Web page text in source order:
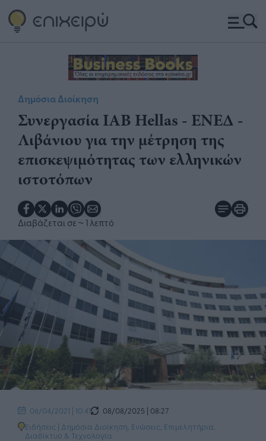
Δημόσια Διοίκηση
Συνεργασία ΙΑΒ Hellas - ΕΝΕΔ -
Λιβάνιου για την μέτρηση της
επισκεψιμότητας των ελληνικών
ιστοτόπων
Διαβάζεται σε ~ 1 λεπτό
06/04/2021 | 10:41
08/08/2025 | 08:27
Ειδήσεις | Δημόσια Διοίκηση Ενώσεις, Επιμελητήρια
Διαδίκτυο & Τεχνολογία